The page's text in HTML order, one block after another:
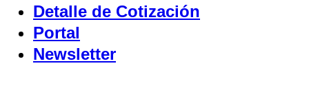
Detalle de Cotización
Portal
Newsletter